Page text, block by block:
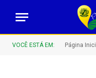
VOCÊ ESTÁ EM: Página